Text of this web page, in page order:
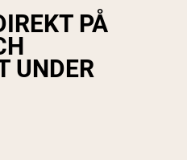
PÅ
UNDER